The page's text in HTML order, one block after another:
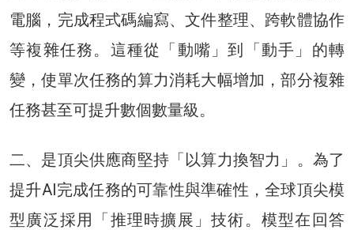
電腦，完成程式碼編寫、文件整理、跨軟體協作
等複雜任務。這種從「動嘴」到「動手」的轉
變，使單次任務的算力消耗大幅增加，部分複雜
任務甚至可提升數個數量級。
二、是頂尖供應商堅持「以算力換智力」。為了
提升AI完成任務的可靠性與準確性，全球頂尖模
型廣泛採用「推理時擴展」技術。模型在回答